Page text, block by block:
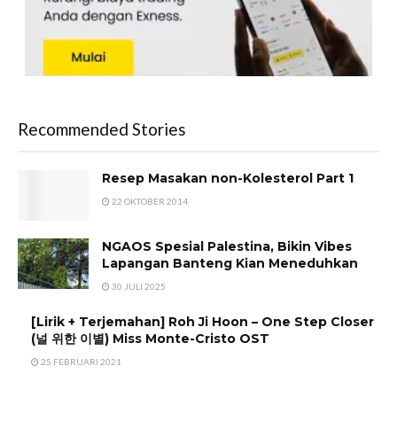
Recommended Stories
Resep Masakan non-Kolesterol Part 1
22 OKTOBER 2014
NGAOS Spesial Palestina, Bikin Vibes
Lapangan Banteng Kian Meneduhkan
30 JULI 2025
[Lirik + Terjemahan] Roh Ji Hoon – One Step Closer
(널 위한 이별) Miss Monte-Cristo OST
25 FEBRUARI 2021